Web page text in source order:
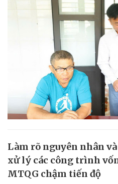
Làm rõ nguyên nhân
xử lý các công trình
MTQG chậm tiến độ